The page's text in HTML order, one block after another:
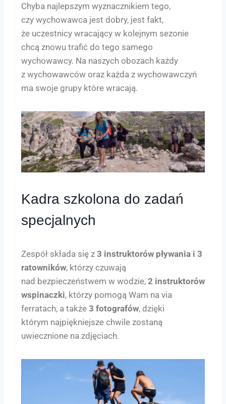
Chyba najlepszym wyznacznikiem tego,
czy wychowawca jest dobry, jest fakt,
że uczestnicy wracający w kolejnym sezonie
chcą znowu trafić do tego samego
wychowawcy. Na naszych obozach każdy
z wychowawców oraz każda z wychowawczyń
ma swoje grupy które wracają.
Kadra szkolona do zadań
specjalnych
Zespół składa się z 3 instruktorów pływania i 3
ratowników, którzy czuwają
nad bezpieczeństwem w wodzie, 2 instruktorów
wspinaczki, którzy pomogą Wam na via
ferratach, a także 3 fotografów, dzięki
którym najpiękniejsze chwile zostaną
uwiecznione na zdjęciach.